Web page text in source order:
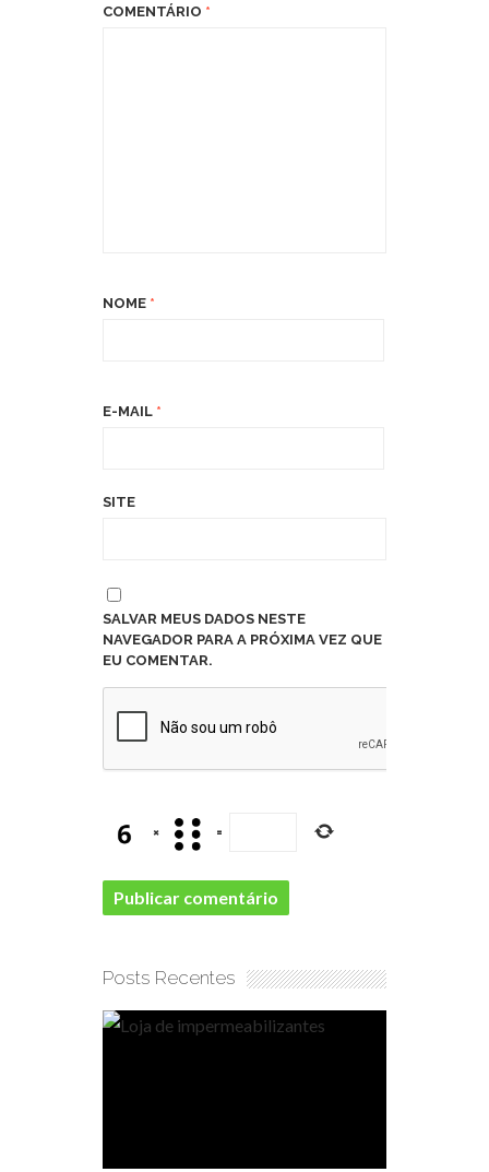
COMENTÁRIO *
NOME *
E-MAIL *
SITE
SALVAR MEUS DADOS NESTE
NAVEGADOR PARA A PRÓXIMA VEZ QUE
EU COMENTAR.
× =
Posts Recentes